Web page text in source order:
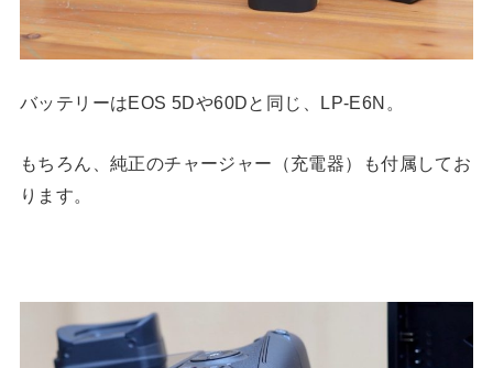
バッテリーはEOS 5Dや60Dと同じ、LP-E6N。
もちろん、純正のチャージャー（充電器）も付属してお
ります。